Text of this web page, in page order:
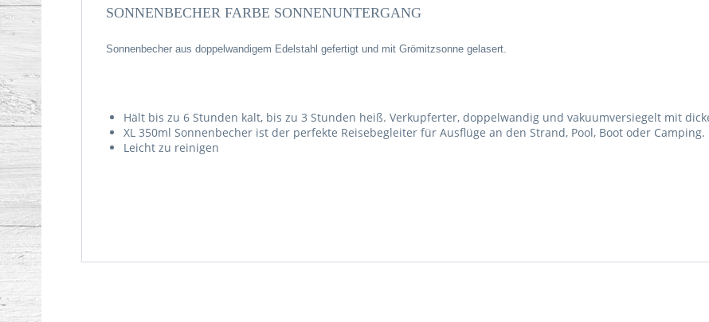
SONNENBECHER FARBE SONNENUNTERGANG
Sonnenbecher aus doppelwandigem Edelstahl gefertigt und mit Grömitzsonne gelasert.
Hält bis zu 6 Stunden kalt, bis zu 3 Stunden heiß. Verkupferter, doppelwandig und vakuumversiegelt mit
XL 350ml Sonnenbecher ist der perfekte Reisebegleiter für Ausflüge an den Strand, Pool, Boot oder Camping.
Leicht zu reinigen